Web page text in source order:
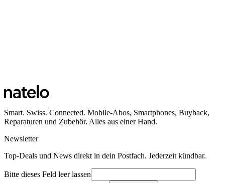
Smart. Swiss. Connected. Mobile-Abos, Smartphones, Buyback,
Reparaturen und Zubehör. Alles aus einer Hand.
Newsletter
Top-Deals und News direkt in dein Postfach. Jederzeit kündbar.
Bitte dieses Feld leer lassen